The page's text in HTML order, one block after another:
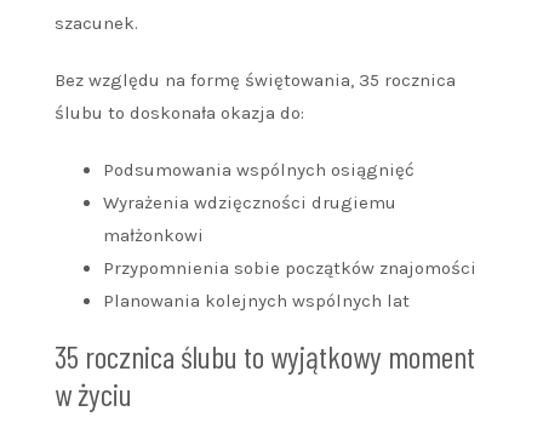
szacunek.
Bez względu na formę świętowania, 35 rocznica
ślubu to doskonała okazja do:
Podsumowania wspólnych osiągnięć
Wyrażenia wdzięczności drugiemu
małżonkowi
Przypomnienia sobie początków znajomości
Planowania kolejnych wspólnych lat
35 rocznica ślubu to wyjątkowy moment
w życiu